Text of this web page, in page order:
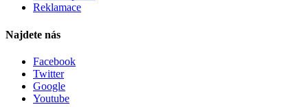
Reklamace
Najdete nás
Facebook
Twitter
Google
Youtube